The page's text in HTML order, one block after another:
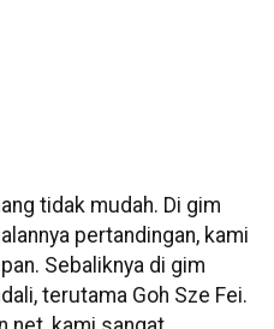
tidak mudah. Di gim
pertandingan, kami
Sebaliknya di gim
terutama Goh Sze Fei.